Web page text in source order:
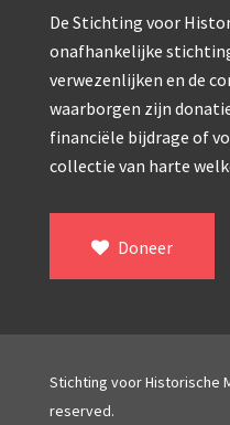
Seibert,
Watson & Sons, No. 1
Reichert
Winkel, statief
Troughton &
Bleeker,
Meopta,
Zeiss, type
De Stichting voor
onafhankelijke
verwezenlijken en de
waarborgen zijn
financiële bijdrage of
collectie van harte
Doneer
Stichting voor Historische
reserved.